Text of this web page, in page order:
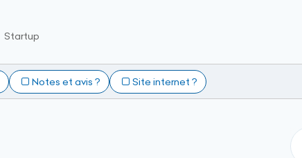
Startup
Notes et avis ? Site internet ?